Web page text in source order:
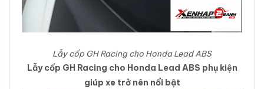
Lẫy cốp GH Racing cho Honda Lead ABS
Lẫy cốp GH Racing cho Honda Lead ABS phụ kiện
giúp xe trở nên nổi bật